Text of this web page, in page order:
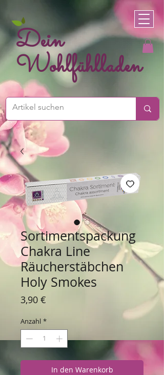
Dein
Wohlfühlladen
Sortimentspackung
Chakra Line
Räucherstäbchen
Holy Smokes
3,90 €
Anzahl *
In den Warenkorb